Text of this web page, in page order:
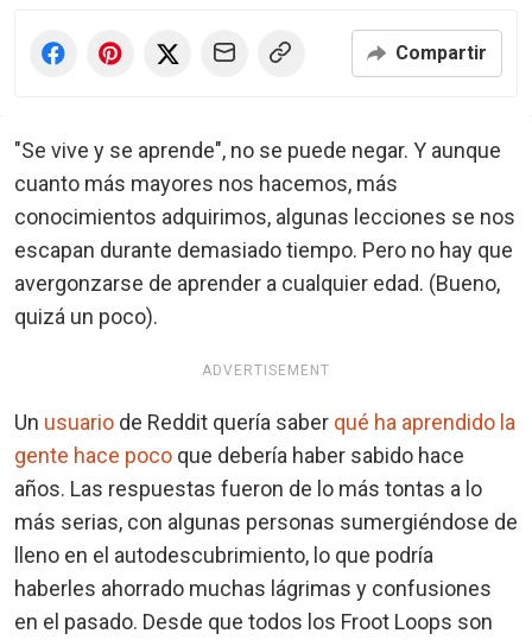
Compartir
"Se vive y se aprende", no se puede negar. Y aunque
cuanto más mayores nos hacemos, más
conocimientos adquirimos, algunas lecciones se nos
escapan durante demasiado tiempo. Pero no hay que
avergonzarse de aprender a cualquier edad. (Bueno,
quizá un poco).
ADVERTISEMENT
Un usuario de Reddit quería saber qué ha aprendido la
gente hace poco que debería haber sabido hace
años. Las respuestas fueron de lo más tontas a lo
más serias, con algunas personas sumergiéndose de
lleno en el autodescubrimiento, lo que podría
haberles ahorrado muchas lágrimas y confusiones
en el pasado. Desde que todos los Froot Loops son